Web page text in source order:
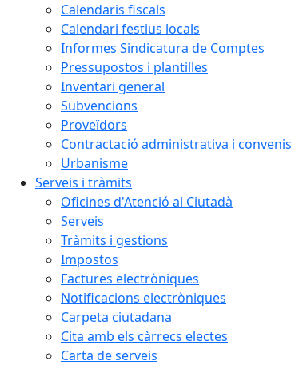
Calendaris fiscals
Calendari festius locals
Informes Sindicatura de Comptes
Pressupostos i plantilles
Inventari general
Subvencions
Proveïdors
Contractació administrativa i convenis
Urbanisme
Serveis i tràmits
Oficines d'Atenció al Ciutadà
Serveis
Tràmits i gestions
Impostos
Factures electròniques
Notificacions electròniques
Carpeta ciutadana
Cita amb els càrrecs electes
Carta de serveis